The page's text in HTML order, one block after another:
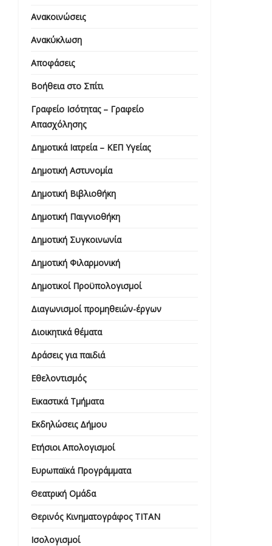
Ανακοινώσεις
Ανακύκλωση
Αποφάσεις
Βοήθεια στο Σπίτι
Γραφείο Ισότητας – Γραφείο
Απασχόλησης
Δημοτικά Ιατρεία – ΚΕΠ Υγείας
Δημοτική Αστυνομία
Δημοτική Βιβλιοθήκη
Δημοτική Παιγνιοθήκη
Δημοτική Συγκοινωνία
Δημοτική Φιλαρμονική
Δημοτικοί Προϋπολογισμοί
Διαγωνισμοί προμηθειών-έργων
Διοικητικά θέματα
Δράσεις για παιδιά
Εθελοντισμός
Εικαστικά Τμήματα
Εκδηλώσεις Δήμου
Ετήσιοι Απολογισμοί
Ευρωπαϊκά Προγράμματα
Θεατρική Ομάδα
Θερινός Κινηματογράφος ΤΙΤΑΝ
Ισολογισμοί